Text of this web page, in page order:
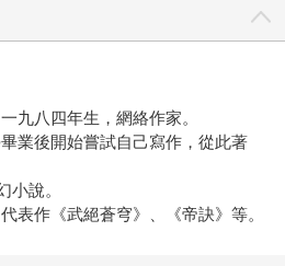
九八四年生，網絡作家。
業後開始嘗試自己寫作，從此著
小說。
表作《武絕蒼穹》、《帝訣》等。